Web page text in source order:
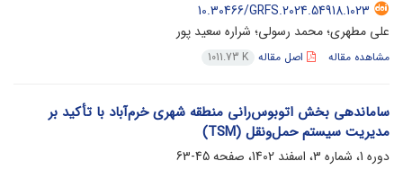
10.30466/GRFS.2024.54918.1023
علی مطهری؛ محمد رسولی؛ شراره سعید پور
مشاهده مقاله اصل مقاله 1011.73 K
ساماندهی بخش اتوبوس‌رانی ‌منطقه‌ شهری خرم‌آباد با تأکید بر
مدیریت سیستم حمل‌ونقل (TSM)
دوره 1، شماره 3، اسفند 1402، صفحه
45-63